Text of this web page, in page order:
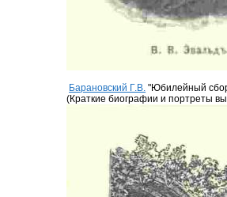
Барановский Г.В. "Юбилейный
(Краткие биографии и портреты